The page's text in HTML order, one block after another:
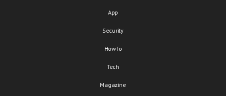
App
Security
HowTo
Tech
Magazine